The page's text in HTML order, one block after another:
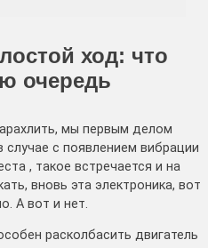
ход: что
очередь
мы первым делом
с появлением вибрации
, такое встречается и на
вновь эта электроника, вот
А вот и нет.
расколбасить двигатель